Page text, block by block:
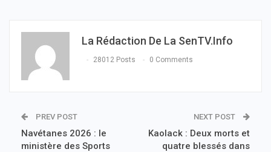
La Rédaction De La SenTV.info
28012 Posts 0 Comments
PREV POST
Navétanes 2026 : le
ministère des Sports
NEXT POST
Kaolack : Deux morts et
quatre blessés dans